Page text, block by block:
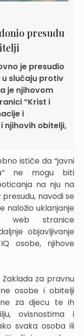
presudu
je presudio
slučaju protiv
je njihovom
“Krist i
i
njihovih obitelji,
ističe da “javni
ne mogu biti
na nju na
navodi se
naložio uklanjanje
i web stranice
objavljivanje
osobe, njihove
za pravnu
osobe i obitelji
za djecu te ih
ovisnostima i
svaka osoba ili